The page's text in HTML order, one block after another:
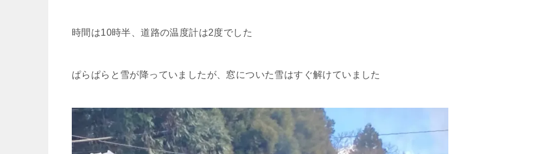
時間は10時半、道路の温度計は2度でした
ぱらぱらと雪が降っていましたが、窓についた雪はすぐ解けていました